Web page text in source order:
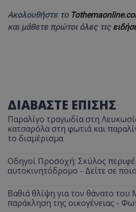
Ακολουθήστε το
και μάθετε πρώτοι όλες τις
ΔΙΑΒΑΣΤΕ ΕΠΙΣΗΣ
Παραλίγο τραγωδία στη
κατσαρόλα στη φωτιά και
το διαμέρισμα
Οδηγοί Προσοχή: Σκύλος
αυτοκινητόδρομο - Δείτε σε
Βαθιά θλίψη για τον θάνατο
παράκληση της οικογένειας -